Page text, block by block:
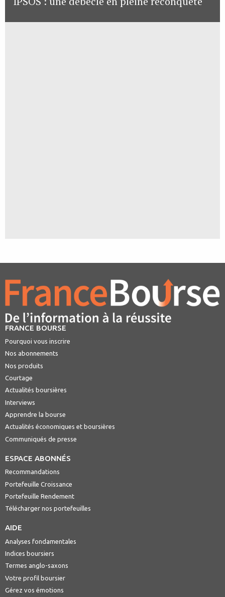
FRANCE BOURSE
Pourquoi vous inscrire
Nos abonnements
Nos produits
Courtage
Actualités boursières
Interviews
Apprendre la bourse
Actualités économiques et boursières
Communiqués de presse
ESPACE ABONNÉS
Recommandations
Portefeuille Croissance
Portefeuille Rendement
Télécharger nos portefeuilles
AIDE
Analyses fondamentales
Indices boursiers
Termes anglo-saxons
Votre profil boursier
Gérez vos émotions